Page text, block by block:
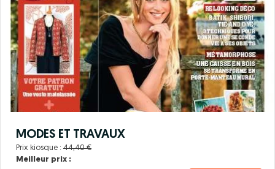
MODES ET TRAVAUX
Prix kiosque : 44,40 €
Meilleur prix :